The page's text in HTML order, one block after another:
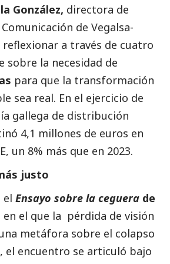
González, directora de
de Vegalsa-
a través de cuatro
sobre la necesidad de
para que la transformación
sea real. En el ejercicio de
gallega de distribución
4,1 millones de euros en
un 8% más que en 2023.
justo
el Ensayo sobre la ceguera de
en el que la pérdida de visión
metáfora sobre el colapso
el encuentro se articuló bajo